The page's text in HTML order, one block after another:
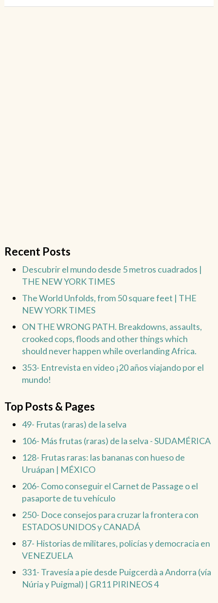
Recent Posts
Descubrir el mundo desde 5 metros cuadrados |
THE NEW YORK TIMES
The World Unfolds, from 50 square feet | THE
NEW YORK TIMES
ON THE WRONG PATH. Breakdowns, assaults,
crooked cops, floods and other things which
should never happen while overlanding Africa.
353- Entrevista en video ¡20 años viajando por el
mundo!
Top Posts & Pages
49- Frutas (raras) de la selva
106- Más frutas (raras) de la selva - SUDAMÉRICA
128- Frutas raras: las bananas con hueso de
Uruápan | MÉXICO
206- Como conseguir el Carnet de Passage o el
pasaporte de tu vehículo
250- Doce consejos para cruzar la frontera con
ESTADOS UNIDOS y CANADÁ
87- Historias de militares, policías y democracia en
VENEZUELA
331- Travesía a pie desde Puigcerdà a Andorra (vía
Núria y Puigmal) | GR11 PIRINEOS 4